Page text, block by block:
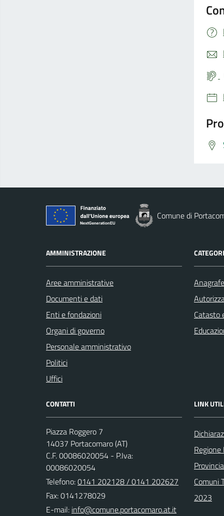
Comune di
AMMINISTRAZIONE
Aree amministrative
Documenti e dati
Enti e fondazioni
Organi di governo
Personale amministrativo
Politici
Uffici
Catasto
CONTATTI
Piazza Roggero 7
14037 Portacomaro (AT)
C.F. 00086020054 - P.Iva:
00086020054
Telefono:0141 202128 / 0141 202627
Fax: 0141278029
E-mail:
LINK
Comuni
2023